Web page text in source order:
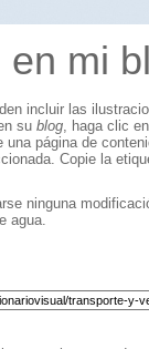
en mi
incluir las
su blog, haga clic
página de
Copie la
ninguna
agua.